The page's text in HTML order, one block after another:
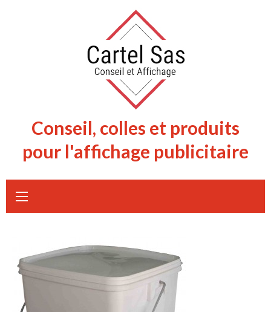
Conseil, colles et produits
pour l'affichage publicitaire